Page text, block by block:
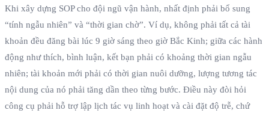
Khi xây dựng SOP cho đội ngũ vận hành, nhất định phải bổ sung
“tính ngẫu nhiên” và “thời gian chờ”. Ví dụ, không phải tất cả tài
khoản đều đăng bài lúc 9 giờ sáng theo giờ Bắc Kinh; giữa các hành
động như thích, bình luận, kết bạn phải có khoảng thời gian ngẫu
nhiên; tài khoản mới phải có thời gian nuôi dưỡng, lượng tương tác
nội dung của nó phải tăng dần theo từng bước. Điều này đòi hỏi
công cụ phải hỗ trợ lập lịch tác vụ linh hoạt và cài đặt độ trễ, chứ